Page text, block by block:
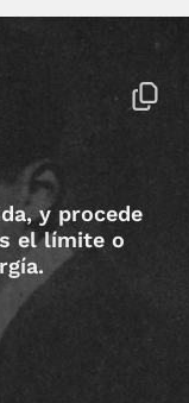
y procede
el límite o